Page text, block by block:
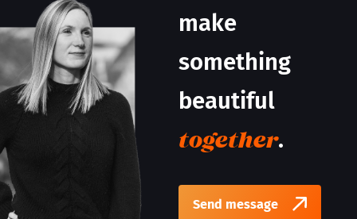
make
something
beautiful
together.
Send message